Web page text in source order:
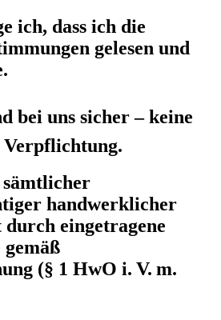
ich, dass ich die
gelesen und
bei uns sicher – keine
handwerklicher
eingetragene
(§ 1 HwO i. V. m.